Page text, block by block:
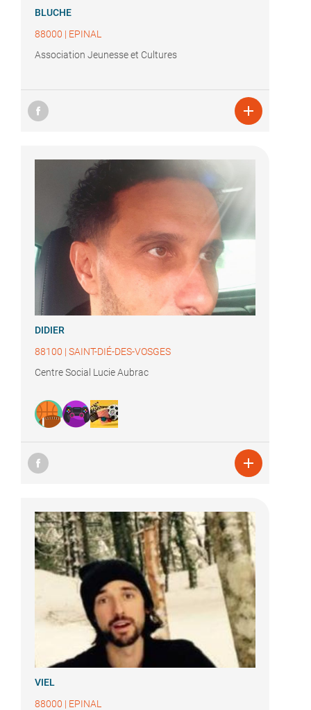
BLUCHE
88000 | EPINAL
Association Jeunesse et Cultures

DIDIER
88100 | SAINT-DIÉ-DES-VOSGES
Centre Social Lucie Aubrac

VIEL
88000 | EPINAL